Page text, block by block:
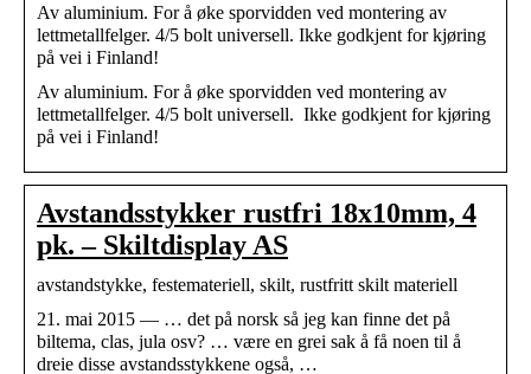
Av aluminium. For å øke sporvidden ved montering av
lettmetallfelger. 4/5 bolt universell. Ikke godkjent for kjøring
på vei i Finland!
Av aluminium. For å øke sporvidden ved montering av
lettmetallfelger. 4/5 bolt universell. Ikke godkjent for kjøring
på vei i Finland!
Avstandsstykker rustfri 18x10mm, 4
pk. – Skiltdisplay AS
avstandstykke, festemateriell, skilt, rustfritt skilt materiell
21. mai 2015 — … det på norsk så jeg kan finne det på
biltema, clas, jula osv? … være en grei sak å få noen til å
dreie disse avstandsstykkene også, …